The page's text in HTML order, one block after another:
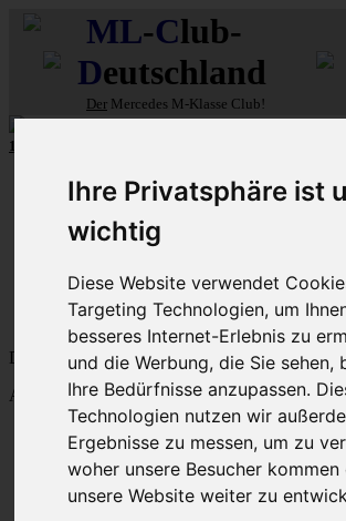
Ihre Privatsphäre ist
wichtig
Diese Website verwendet
Targeting Technologien, um
besseres Internet-Erlebnis zu
und die Werbung, die Sie sehen,
Ihre Bedürfnisse anzupassen.
Technologien nutzen wir
Ergebnisse zu messen, um zu
woher unsere Besucher kommen
unsere Website weiter zu
ML-Club-
Deutschland
Der Mercedes M-Klasse Club!
10 aus mehr als 110
Schnellzugriff
Ungelesene
MLCD-Ausstellung
FAQ
MLCD-Seiten
MLCD-Foren-Übersicht
Dein letzter Besuch: 7. Aug 2026, 09:12
Aktuelle Zeit: 7. Aug 2026, 09:12
M-Klasse-Foren W163 W164 W166 V167
Themen
Beiträge
Letzter Beitrag